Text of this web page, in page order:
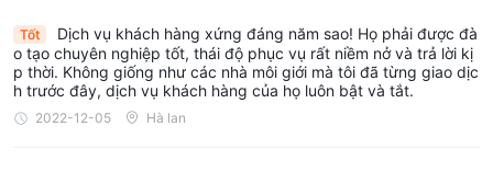
Tốt
Dịch vụ khách hàng xứng đáng năm sao! Họ phải được đà
o tạo chuyên nghiệp tốt, thái độ phục vụ rất niềm nở và trả lời kị
p thời. Không giống như các nhà môi giới mà tôi đã từng giao dịc
h trước đây, dịch vụ khách hàng của họ luôn bật và tắt.
2022-12-05 Hà lan